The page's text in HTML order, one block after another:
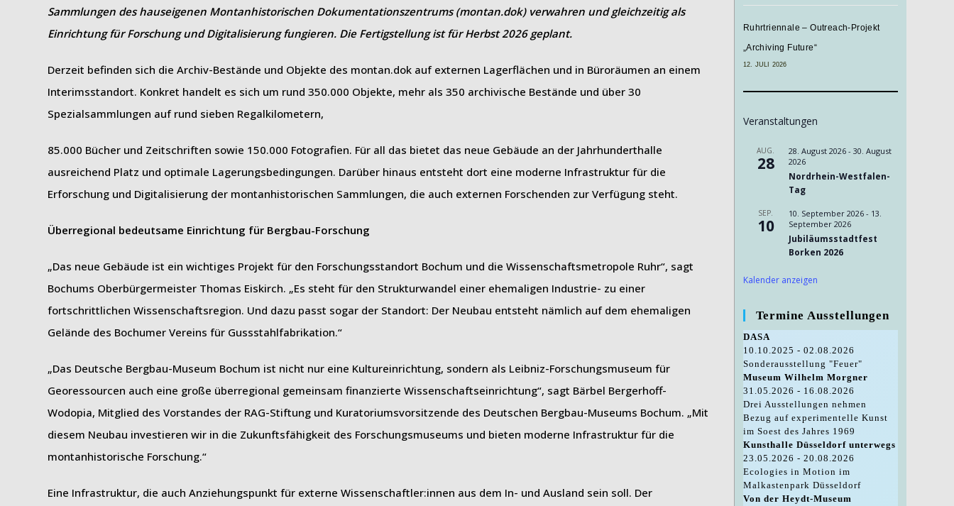
Sammlungen des hauseigenen Montanhistorischen Dokumentationszentrums (montan.dok) verwahren und gleichzeitig als
Einrichtung für Forschung und Digitalisierung fungieren. Die Fertigstellung ist für Herbst 2026 geplant.
Derzeit befinden sich die Archiv-Bestände und Objekte des montan.dok auf externen Lagerflächen und in Büroräumen an einem
Interimsstandort. Konkret handelt es sich um rund 350.000 Objekte, mehr als 350 archivische Bestände und über 30
Spezialsammlungen auf rund sieben Regalkilometern,
85.000 Bücher und Zeitschriften sowie 150.000 Fotografien. Für all das bietet das neue Gebäude an der Jahrhunderthalle
ausreichend Platz und optimale Lagerungsbedingungen. Darüber hinaus entsteht dort eine moderne Infrastruktur für die
Erforschung und Digitalisierung der montanhistorischen Sammlungen, die auch externen Forschenden zur Verfügung steht.
Überregional bedeutsame Einrichtung für Bergbau-Forschung
„Das neue Gebäude ist ein wichtiges Projekt für den Forschungsstandort Bochum und die Wissenschaftsmetropole Ruhr“, sagt
Bochums Oberbürgermeister Thomas Eiskirch. „Es steht für den Strukturwandel einer ehemaligen Industrie- zu einer
fortschrittlichen Wissenschaftsregion. Und dazu passt sogar der Standort: Der Neubau entsteht nämlich auf dem ehemaligen
Gelände des Bochumer Vereins für Gussstahlfabrikation.“
„Das Deutsche Bergbau-Museum Bochum ist nicht nur eine Kultureinrichtung, sondern als Leibniz-Forschungsmuseum für
Georessourcen auch eine große überregional gemeinsam finanzierte Wissenschaftseinrichtung“, sagt Bärbel Bergerhoff-
Wodopia, Mitglied des Vorstandes der RAG-Stiftung und Kuratoriumsvorsitzende des Deutschen Bergbau-Museums Bochum. „Mit
diesem Neubau investieren wir in die Zukunftsfähigkeit des Forschungsmuseums und bieten moderne Infrastruktur für die
montanhistorische Forschung.“
Eine Infrastruktur, die auch Anziehungspunkt für externe Wissenschaftler:innen aus dem In- und Ausland sein soll. Der
Ruhrtriennale – Outreach-Projekt
„Archiving Future“
12. JULI 2026
Veranstaltungen
AUG.
28
28. August 2026- 30. August
2026
Nordrhein-Westfalen-
Tag
SEP.
10
10. September 2026- 13.
September 2026
Jubiläumsstadtfest
Borken 2026
Kalender anzeigen
Termine Ausstellungen
DASA
10.10.2025 - 02.08.2026
Sonderausstellung "Feuer"
Museum Wilhelm Morgner
31.05.2026 - 16.08.2026
Drei Ausstellungen nehmen
Bezug auf experimentelle Kunst
im Soest des Jahres 1969
Kunsthalle Düsseldorf unterwegs
23.05.2026 - 20.08.2026
Ecologies in Motion im
Malkastenpark Düsseldorf
Von der Heydt-Museum